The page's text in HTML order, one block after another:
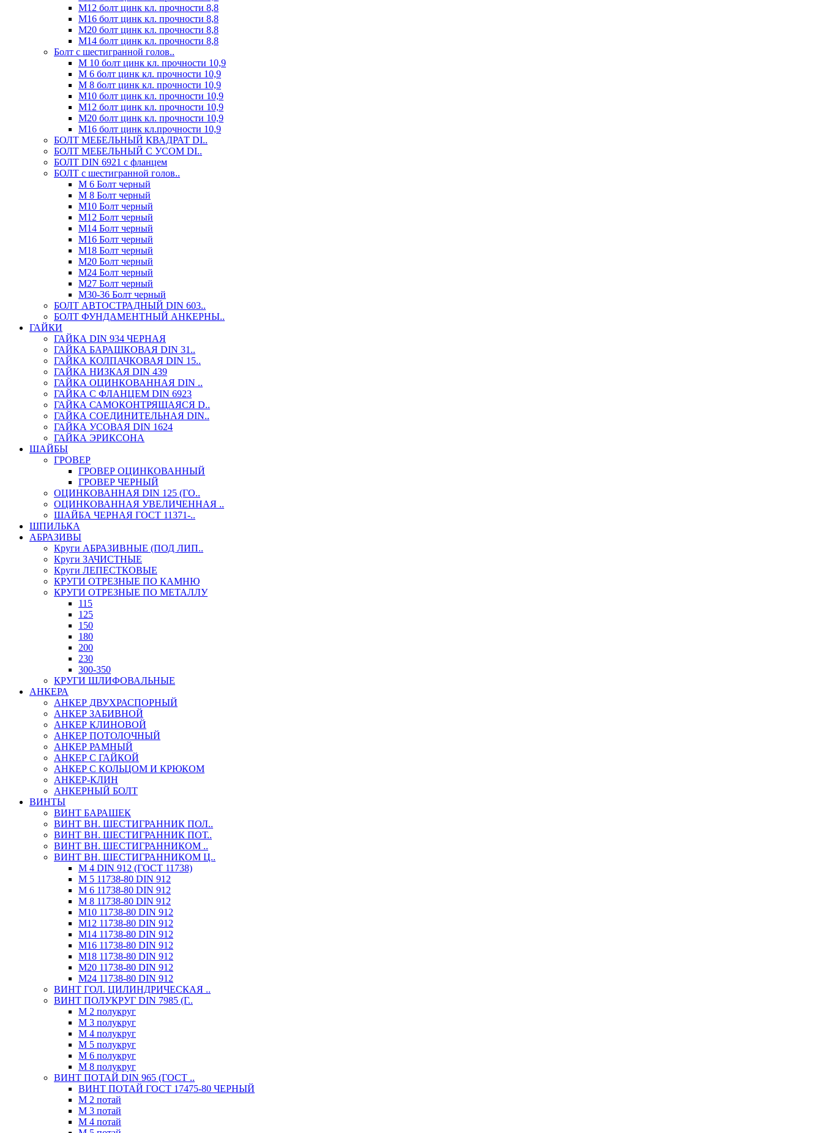
М12 болт цинк кл. прочности 8,8
М16 болт цинк кл. прочности 8,8
М20 болт цинк кл. прочности 8,8
М14 болт цинк кл. прочности 8,8
Болт с шестигранной голов..
М 10 болт цинк кл. прочности 10,9
М 6 болт цинк кл. прочности 10,9
М 8 болт цинк кл. прочности 10,9
М10 болт цинк кл. прочности 10,9
М12 болт цинк кл. прочности 10,9
М20 болт цинк кл. прочности 10,9
М16 болт цинк кл.прочности 10,9
БОЛТ МЕБЕЛЬНЫЙ КВАДРАТ DI..
БОЛТ МЕБЕЛЬНЫЙ С УСОМ DI..
БОЛТ DIN 6921 c фланцем
БОЛТ с шестигранной голов..
М 6 Болт черный
М 8 Болт черный
М10 Болт черный
М12 Болт черный
М14 Болт черный
М16 Болт черный
М18 Болт черный
М20 Болт черный
М24 Болт черный
М27 Болт черный
М30-36 Болт черный
БОЛТ АВТОСТРАДНЫЙ DIN 603..
БОЛТ ФУНДАМЕНТНЫЙ АНКЕРНЫ..
ГАЙКИ
ГАЙКА DIN 934 ЧЕРНАЯ
ГАЙКА БАРАШКОВАЯ DIN 31..
ГАЙКА КОЛПАЧКОВАЯ DIN 15..
ГАЙКА НИЗКАЯ DIN 439
ГАЙКА ОЦИНКОВАННАЯ DIN ..
ГАЙКА С ФЛАНЦЕМ DIN 6923
ГАЙКА САМОКОНТРЯЩАЯСЯ D..
ГАЙКА СОЕДИНИТЕЛЬНАЯ DIN..
ГАЙКА УСОВАЯ DIN 1624
ГАЙКА ЭРИКСОНА
ШАЙБЫ
ГРОВЕР
ГРОВЕР ОЦИНКОВАННЫЙ
ГРОВЕР ЧЕРНЫЙ
ОЦИНКОВАННАЯ DIN 125 (ГО..
ОЦИНКОВАННАЯ УВЕЛИЧЕННАЯ ..
ШАЙБА ЧЕРНАЯ ГОСТ 11371-..
ШПИЛЬКА
АБРАЗИВЫ
Круги АБРАЗИВНЫЕ (ПОД ЛИП..
Круги ЗАЧИСТНЫЕ
Круги ЛЕПЕСТКОВЫЕ
КРУГИ ОТРЕЗНЫЕ ПО КАМНЮ
КРУГИ ОТРЕЗНЫЕ ПО МЕТАЛЛУ
115
125
150
180
200
230
300-350
КРУГИ ШЛИФОВАЛЬНЫЕ
АНКЕРА
АНКЕР ДВУХРАСПОРНЫЙ
АНКЕР ЗАБИВНОЙ
АНКЕР КЛИНОВОЙ
АНКЕР ПОТОЛОЧНЫЙ
АНКЕР РАМНЫЙ
АНКЕР С ГАЙКОЙ
АНКЕР С КОЛЬЦОМ И КРЮКОМ
АНКЕР-КЛИН
АНКЕРНЫЙ БОЛТ
ВИНТЫ
ВИНТ БАРАШЕК
ВИНТ ВН. ШЕСТИГРАННИК ПОЛ..
ВИНТ ВН. ШЕСТИГРАННИК ПОТ..
ВИНТ ВН. ШЕСТИГРАННИКОМ ..
ВИНТ ВН. ШЕСТИГРАННИКОМ Ц..
М 4 DIN 912 (ГОСТ 11738)
М 5 11738-80 DIN 912
М 6 11738-80 DIN 912
М 8 11738-80 DIN 912
М10 11738-80 DIN 912
М12 11738-80 DIN 912
М14 11738-80 DIN 912
М16 11738-80 DIN 912
М18 11738-80 DIN 912
М20 11738-80 DIN 912
М24 11738-80 DIN 912
ВИНТ ГОЛ. ЦИЛИНДРИЧЕСКАЯ ..
ВИНТ ПОЛУКРУГ DIN 7985 (Г..
М 2 полукруг
М 3 полукруг
М 4 полукруг
М 5 полукруг
М 6 полукруг
М 8 полукруг
ВИНТ ПОТАЙ DIN 965 (ГОСТ ..
ВИНТ ПОТАЙ ГОСТ 17475-80 ЧЕРНЫЙ
М 2 потай
М 3 потай
М 4 потай